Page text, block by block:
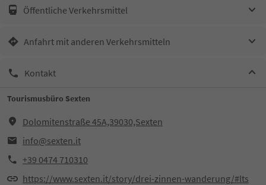
Öffentliche Verkehrsmittel
Anfahrt mit anderen Verkehrsmitteln
Kontakt
Tourismusbüro Sexten
Dolomitenstraße 45A,39030,Sexten
info@sexten.it
+39 0474 710310
https://www.sexten.it/story/drei-zinnen-wanderung/#lts